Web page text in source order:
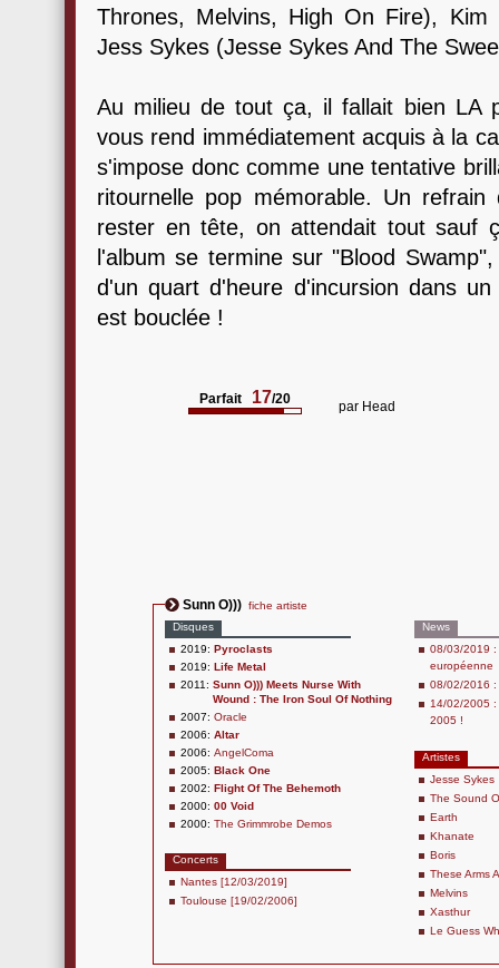
Thrones, Melvins, High On Fire), Kim
Jess Sykes (Jesse Sykes And The
Au milieu de tout ça, il fallait bien LA
vous rend immédiatement acquis à la
s'impose donc comme une tentative
ritournelle pop mémorable. Un
rester en tête, on attendait tout sauf
l'album se termine sur "Blood
d'un quart d'heure d'incursion dans
est bouclée !
Parfait 17/20 par Head
Sunn O))) fiche artiste
Disques
2019: Pyroclasts
2019: Life Metal
2011: Sunn O))) Meets Nurse With
Wound : The Iron Soul Of Nothing
2007: Oracle
2006: Altar
2006: AngelComa
2005: Black One
2002: Flight Of The Behemoth
2000: 00 Void
2000: The Grimmrobe Demos
Concerts
Nantes [12/03/2019]
Toulouse [19/02/2006]
News
08/03/2019 :
européenne
08/02/2016 :
14/02/2005 :
2005 !
Artistes
Jesse Sykes
The Sound
Earth
Khanate
Boris
These Arms
Melvins
Xasthur
Le Guess